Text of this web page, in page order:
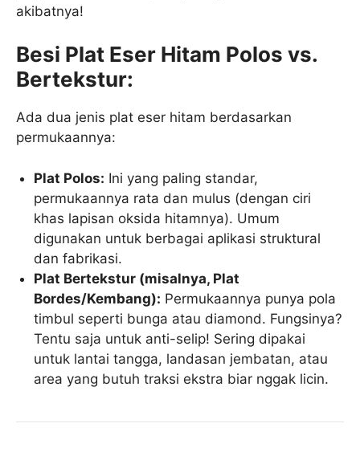
akibatnya!
Besi Plat Eser Hitam Polos vs.
Bertekstur:
Ada dua jenis plat eser hitam berdasarkan
permukaannya:
Plat Polos: Ini yang paling standar,
permukaannya rata dan mulus (dengan ciri
khas lapisan oksida hitamnya). Umum
digunakan untuk berbagai aplikasi struktural
dan fabrikasi.
Plat Bertekstur (misalnya, Plat
Bordes/Kembang): Permukaannya punya pola
timbul seperti bunga atau diamond. Fungsinya?
Tentu saja untuk anti-selip! Sering dipakai
untuk lantai tangga, landasan jembatan, atau
area yang butuh traksi ekstra biar nggak licin.